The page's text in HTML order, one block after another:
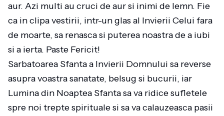
aur. Azi multi au cruci de aur si inimi de lemn. Fie
ca in clipa vestirii, intr-un glas al Invierii Celui fara
de moarte, sa renasca si puterea noastra de a iubi
si a ierta. Paste Fericit!
Sarbatoarea Sfanta a Invierii Domnului sa reverse
asupra voastra sanatate, belsug si bucurii, iar
Lumina din Noaptea Sfanta sa va ridice sufletele
spre noi trepte spirituale si sa va calauzeasca pasii